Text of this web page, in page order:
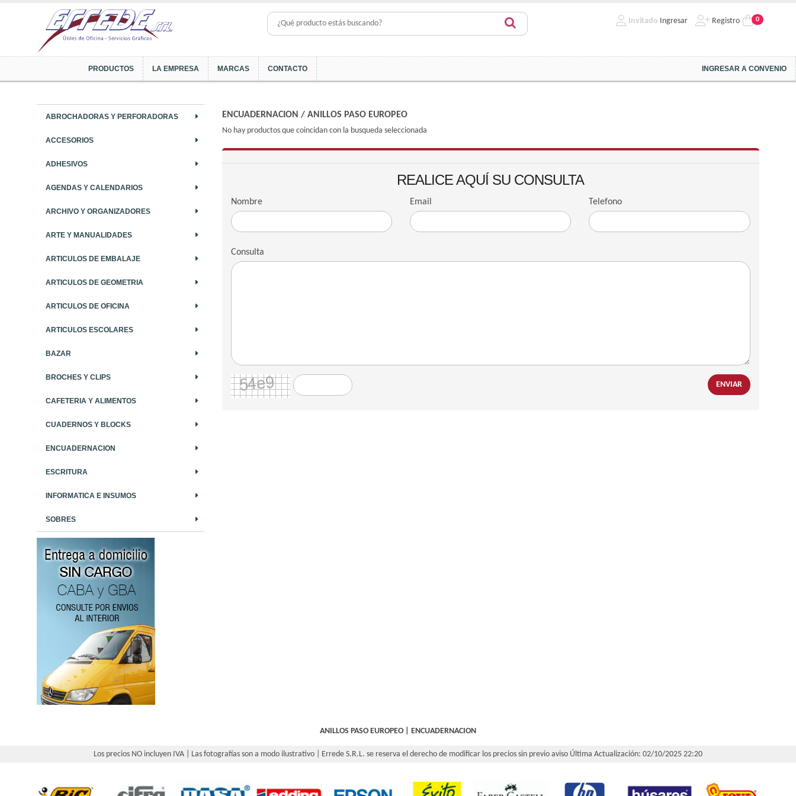
Invitado Ingresar Registro 0
PRODUCTOS LA EMPRESA MARCAS CONTACTO INGRESAR A CONVENIO
ABROCHADORAS Y PERFORADORAS
ACCESORIOS
ADHESIVOS
AGENDAS Y CALENDARIOS
ARCHIVO Y ORGANIZADORES
ARTE Y MANUALIDADES
ARTICULOS DE EMBALAJE
ARTICULOS DE GEOMETRIA
ARTICULOS DE OFICINA
ARTICULOS ESCOLARES
BAZAR
BROCHES Y CLIPS
CAFETERIA Y ALIMENTOS
CUADERNOS Y BLOCKS
ENCUADERNACION
ESCRITURA
INFORMATICA E INSUMOS
SOBRES
ENCUADERNACION / ANILLOS PASO EUROPEO
No hay productos que coincidan con la busqueda seleccionada
REALICE AQUÍ SU CONSULTA
Nombre Email Telefono
Consulta
ENVIAR
ANILLOS PASO EUROPEO ENCUADERNACION
Los precios NO incluyen IVA | Las fotografías son a modo ilustrativo | Errede S.R.L. se reserva el derecho de modificar los precios sin previo aviso Última Actualización: 02/10/2025 22:20